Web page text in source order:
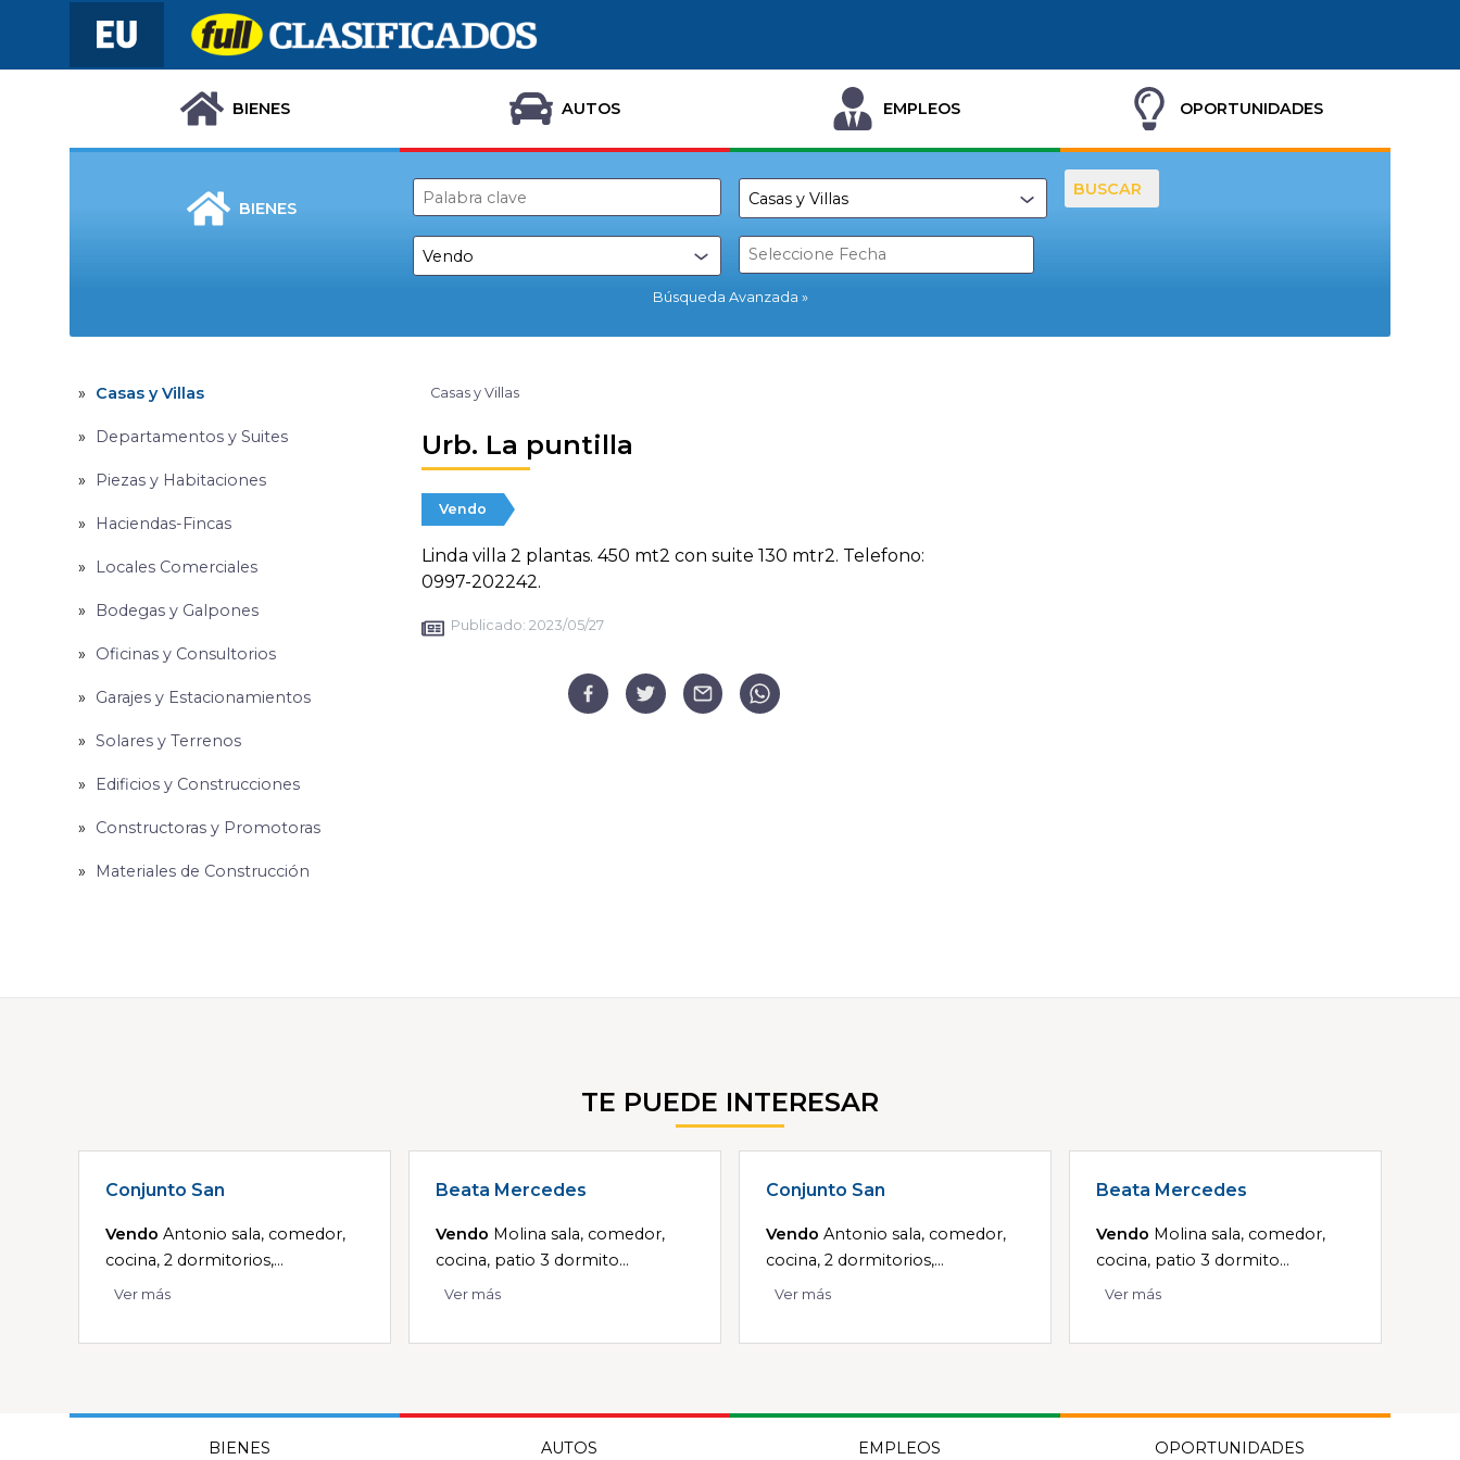
BIENES AUTOS EMPLEOS OPORTUNIDADES
BIENES
Búsqueda Avanzada
BUSCAR
Casas y Villas
Departamentos y Suites
Piezas y Habitaciones
Haciendas-Fincas
Locales Comerciales
Bodegas y Galpones
Oficinas y Consultorios
Garajes y Estacionamientos
Solares y Terrenos
Edificios y Construcciones
Constructoras y Promotoras
Materiales de Construcción
Casas y Villas
Urb. La puntilla
Vendo
Linda villa 2 plantas. 450 mt2 con suite 130 mtr2. Telefono:
0997-202242.
Publicado: 2023/05/27
TE PUEDE INTERESAR
Conjunto San
Vendo Antonio sala, comedor,
cocina, 2 dormitorios,...
Ver más
Beata Mercedes
Vendo Molina sala, comedor,
cocina, patio 3 dormito...
Ver más
Conjunto San
Vendo Antonio sala, comedor,
cocina, 2 dormitorios,...
Ver más
Beata Mercedes
Vendo Molina sala, comedor,
cocina, patio 3 dormito...
Ver más
BIENES AUTOS EMPLEOS OPORTUNIDADES